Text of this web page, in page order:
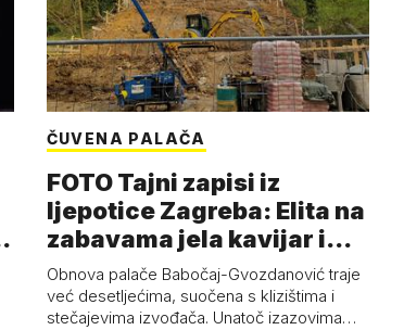
ČUVENA PALAČA
FOTO Tajni zapisi iz
ljepotice Zagreba: Elita na
zabavama jela kavijar i
pud…
Obnova palače Babočaj-Gvozdanović traje
već desetljećima, suočena s klizištima i
stečajevima izvođača. Unatoč izazovima…